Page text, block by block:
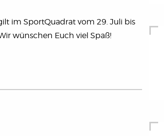
im SportQuadrat vom 29. Juli bis
wünschen Euch viel Spaß!